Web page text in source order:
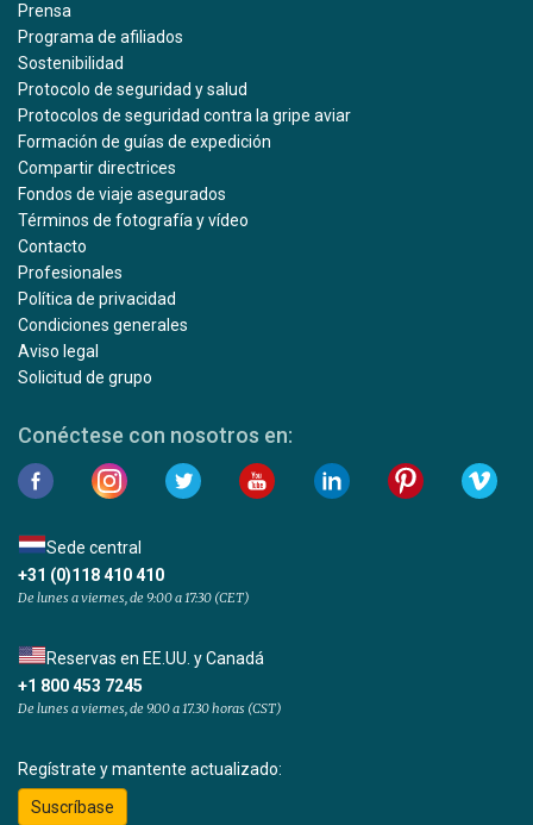
Prensa
Programa de afiliados
Sostenibilidad
Protocolo de seguridad y salud
Protocolos de seguridad contra la gripe aviar
Formación de guías de expedición
Compartir directrices
Fondos de viaje asegurados
Términos de fotografía y vídeo
Contacto
Profesionales
Política de privacidad
Condiciones generales
Aviso legal
Solicitud de grupo
Conéctese con nosotros en:
Sede central
+31 (0)118 410 410
De lunes a viernes, de 9:00 a 17:30 (CET)
Reservas en EE.UU. y Canadá
+1 800 453 7245
De lunes a viernes, de 9.00 a 17.30 horas (CST)
Regístrate y mantente actualizado:
Suscríbase